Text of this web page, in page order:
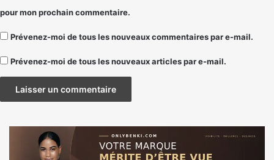
pour mon prochain commentaire.
Prévenez-moi de tous les nouveaux commentaires par e-mail.
Prévenez-moi de tous les nouveaux articles par e-mail.